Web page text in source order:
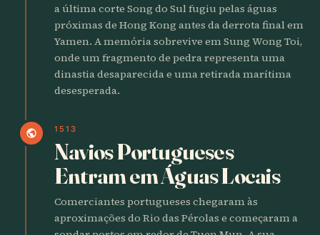
a última corte Song do Sul fugiu pelas águas
próximas de Hong Kong antes da derrota final em
Yamen. A memória sobrevive em Sung Wong Toi,
onde um fragmento de pedra representa uma
dinastia desaparecida e uma retirada marítima
desesperada.
public 1513
Navios Portugueses
Entram em Águas Locais
Comerciantes portugueses chegaram às
aproximações do Rio das Pérolas e começaram a